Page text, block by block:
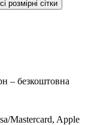
розмірні сітки
– безкоштовна
Mastercard, Apple